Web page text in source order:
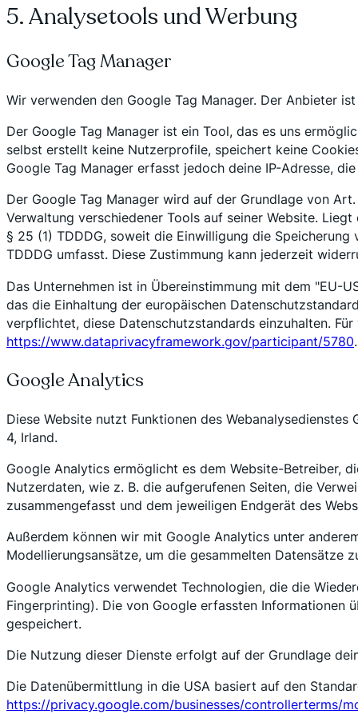
5. Analysetools und Werbung
Google Tag Manager
Wir verwenden den Google Tag Manager. Der Anbieter
Der Google Tag Manager ist ein Tool, das es uns
selbst erstellt keine Nutzerprofile, speichert keine
Google Tag Manager erfasst jedoch deine IP-Adresse,
Der Google Tag Manager wird auf der Grundlage von
Verwaltung verschiedener Tools auf seiner Website.
§ 25 (1) TDDDG, soweit die Einwilligung die
TDDDG umfasst. Diese Zustimmung kann jederzeit
Das Unternehmen ist in Übereinstimmung mit dem "EU-
das die Einhaltung der europäischen
verpflichtet, diese Datenschutzstandards einzuhalten.
https://www.dataprivacyframework.gov/participant/5780.
Google Analytics
Diese Website nutzt Funktionen des
4, Irland.
Google Analytics ermöglicht es dem Website-Betreiber,
Nutzerdaten, wie z. B. die aufgerufenen Seiten, die
zusammengefasst und dem jeweiligen Endgerät des
Außerdem können wir mit Google Analytics unter
Modellierungsansätze, um die gesammelten Datensätze
Google Analytics verwendet Technologien, die die
Fingerprinting). Die von Google erfassten Informationen
gespeichert.
Die Nutzung dieser Dienste erfolgt auf der Grundlage
Die Datenübermittlung in die USA basiert auf den
https://privacy.google.com/businesses/controllerterms/